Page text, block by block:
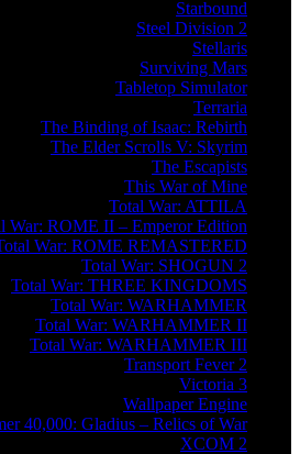
Starbound
Steel Division 2
Stellaris
Surviving Mars
Tabletop Simulator
Terraria
The Binding of Isaac: Rebirth
The Elder Scrolls V: Skyrim
The Escapists
This War of Mine
Total War: ATTILA
War: ROME II – Emperor Edition
War: ROME REMASTERED
Total War: SHOGUN 2
Total War: THREE KINGDOMS
Total War: WARHAMMER
Total War: WARHAMMER II
Total War: WARHAMMER III
Transport Fever 2
Victoria 3
Wallpaper Engine
40,000: Gladius – Relics of War
XCOM 2